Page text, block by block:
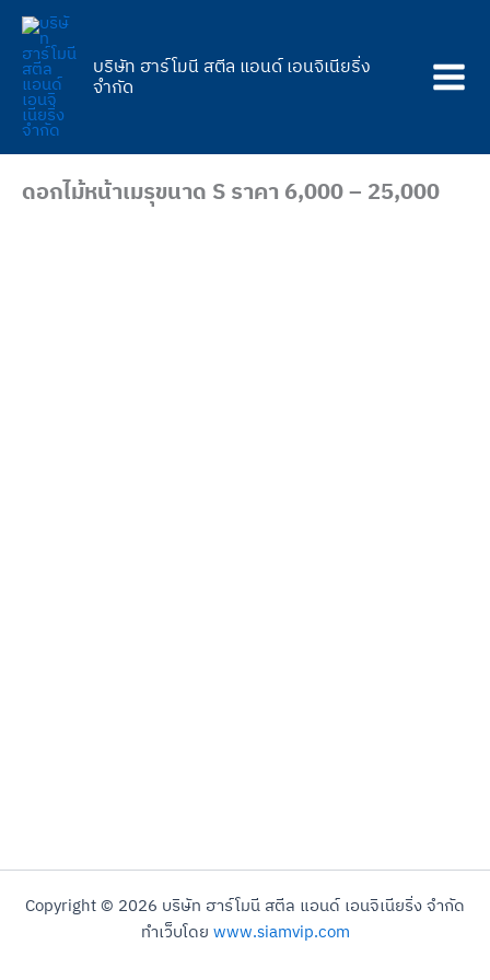
Skip
content
บริษัท ฮาร์โมนี สตีล แอนด์ เอนจิเนียริ่ง
จำกัด
ดอกไม้หน้าเมรุขนาด S ราคา 6,000 – 25,000
Copyright © 2026 บริษัท ฮาร์โมนี สตีล แอนด์ เอนจิเนียริ่ง จำกัด
ทำเว็บโดย www.siamvip.com